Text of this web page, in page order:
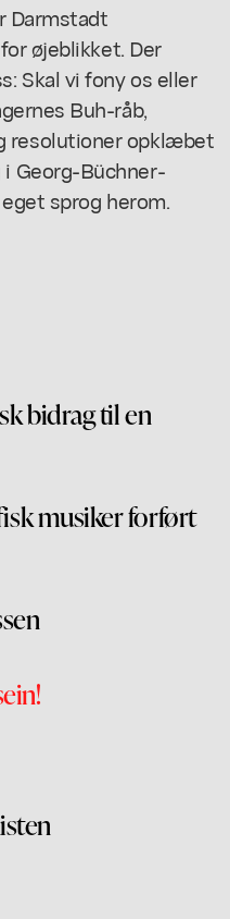
Darmstadt
øjeblikket. Der
Skal vi fony os eller
Buh-råb,
resolutioner opklæbet
Georg-Büchner-
sprog herom.
bidrag til en
musiker forført